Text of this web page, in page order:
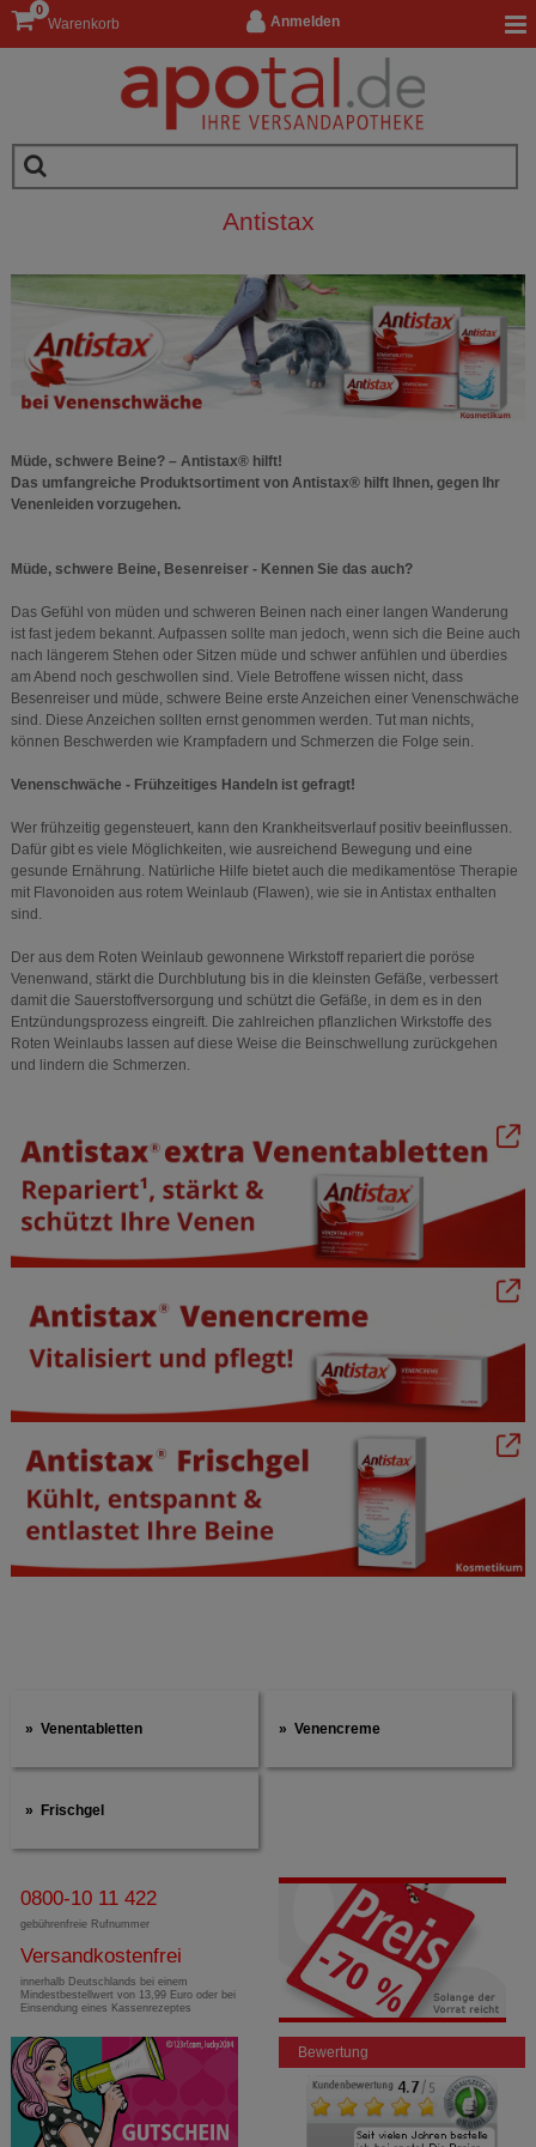
Anmelden
Warenkorb
0
Antistax
Müde, schwere Beine? – Antistax® hilft!
Das umfangreiche Produktsortiment von Antistax® hilft Ihnen, gegen Ihr
Venenleiden vorzugehen.
Müde, schwere Beine, Besenreiser - Kennen Sie das auch?
Das Gefühl von müden und schweren Beinen nach einer langen Wanderung
ist fast jedem bekannt. Aufpassen sollte man jedoch, wenn sich die Beine auch
nach längerem Stehen oder Sitzen müde und schwer anfühlen und überdies
am Abend noch geschwollen sind. Viele Betroffene wissen nicht, dass
Besenreiser und müde, schwere Beine erste Anzeichen einer Venenschwäche
sind. Diese Anzeichen sollten ernst genommen werden. Tut man nichts,
können Beschwerden wie Krampfadern und Schmerzen die Folge sein.
Venenschwäche - Frühzeitiges Handeln ist gefragt!
Wer frühzeitig gegensteuert, kann den Krankheitsverlauf positiv beeinflussen.
Dafür gibt es viele Möglichkeiten, wie ausreichend Bewegung und eine
gesunde Ernährung. Natürliche Hilfe bietet auch die medikamentöse Therapie
mit Flavonoiden aus rotem Weinlaub (Flawen), wie sie in Antistax enthalten
sind.
Der aus dem Roten Weinlaub gewonnene Wirkstoff repariert die poröse
Venenwand, stärkt die Durchblutung bis in die kleinsten Gefäße, verbessert
damit die Sauerstoffversorgung und schützt die Gefäße, in dem es in den
Entzündungsprozess eingreift. Die zahlreichen pflanzlichen Wirkstoffe des
Roten Weinlaubs lassen auf diese Weise die Beinschwellung zurückgehen
und lindern die Schmerzen.
Venentabletten Venencreme
Frischgel
0800-10 11 422
gebührenfreie Rufnummer
Versandkostenfrei
innerhalb Deutschlands bei einem
Mindestbestellwert von 13,99 Euro oder bei
Einsendung eines Kassenrezeptes
Bewertung